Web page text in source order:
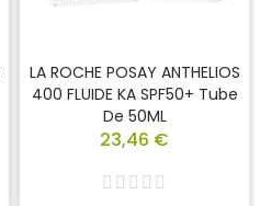
LA ROCHE POSAY ANTHELIOS
400 FLUIDE KA SPF50+ Tube
De 50ML
23,46 €